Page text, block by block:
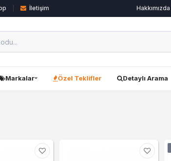
İletişim Hakkımızda
Markalar Özel Teklifler Detaylı Arama